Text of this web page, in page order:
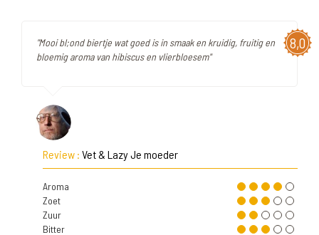
8,0
"Mooi bl;ond biertje wat goed is in smaak en kruidig, fruitig en
bloemig aroma van hibiscus en vlierbloesem"
Review : Vet & Lazy Je moeder
Aroma
Zoet
Zuur
Bitter